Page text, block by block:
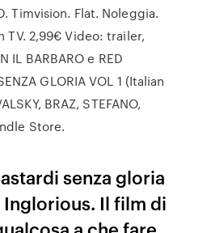
Timvision. Flat. Noleggia.
TV. 2,99€ Video: trailer,
IL BARBARO e RED
GLORIA VOL 1 (Italian
BRAZ, STEFANO,
Store.
senza gloria
Il film di